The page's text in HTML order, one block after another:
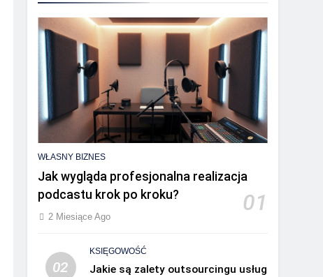
WŁASNY BIZNES
Jak wygląda profesjonalna realizacja
podcastu krok po kroku?
01
2 Miesiące Ago
02
KSIĘGOWOŚĆ
Jakie są zalety outsourcingu usług